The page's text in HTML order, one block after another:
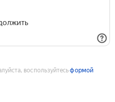
воспользуйтесьформой